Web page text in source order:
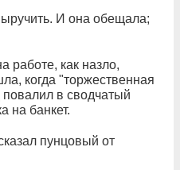
И она обещала;
работе, как назло,
когда "торжественная
повалил в сводчатый
на банкет.
пунцовый от